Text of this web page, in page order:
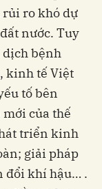
rủi ro khó dự
nước. Tuy
dịch bệnh
kinh tế Việt
tố bên
của thế
triển kinh
giải pháp
đổi khí hậu… .